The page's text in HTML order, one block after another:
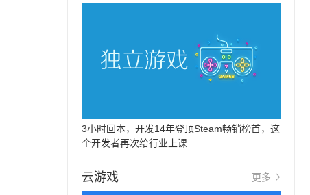
3小时回本，开发14年登顶Steam畅销榜首，这
个开发者再次给行业上课
云游戏 更多